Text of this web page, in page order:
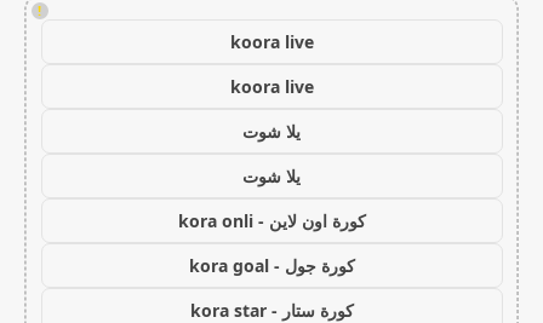
!
koora live
koora live
يلا شوت
يلا شوت
كورة اون لاين - kora onli
كورة جول - kora goal
كورة ستار - kora star